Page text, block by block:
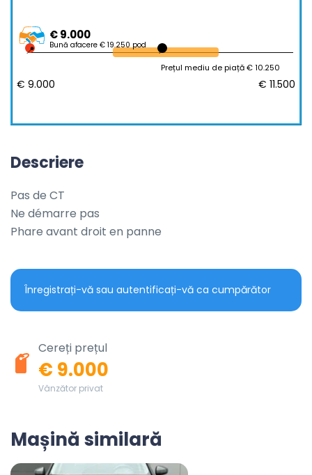
€ 9.000
Bună afacere € 19.250 pod
Prețul mediu de piață € 10.250
€ 9.000 € 11.500
Descriere
Pas de CT
Ne démarre pas
Phare avant droit en panne
Înregistrați-vă sau autentificați-vă ca cumpărător
Cereți prețul
€ 9.000
Vânzător privat
Mașină similară